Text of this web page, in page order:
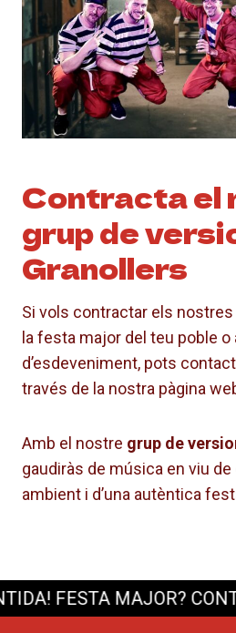
Contracta el
grup de
Granollers
Si vols contractar els
la festa major del teu poble
d’esdeveniment, pots
través de la nostra pàgina
Amb el nostre grup de
gaudiràs de música en viu de
ambient i d’una autèntica
FESTA MAJOR?